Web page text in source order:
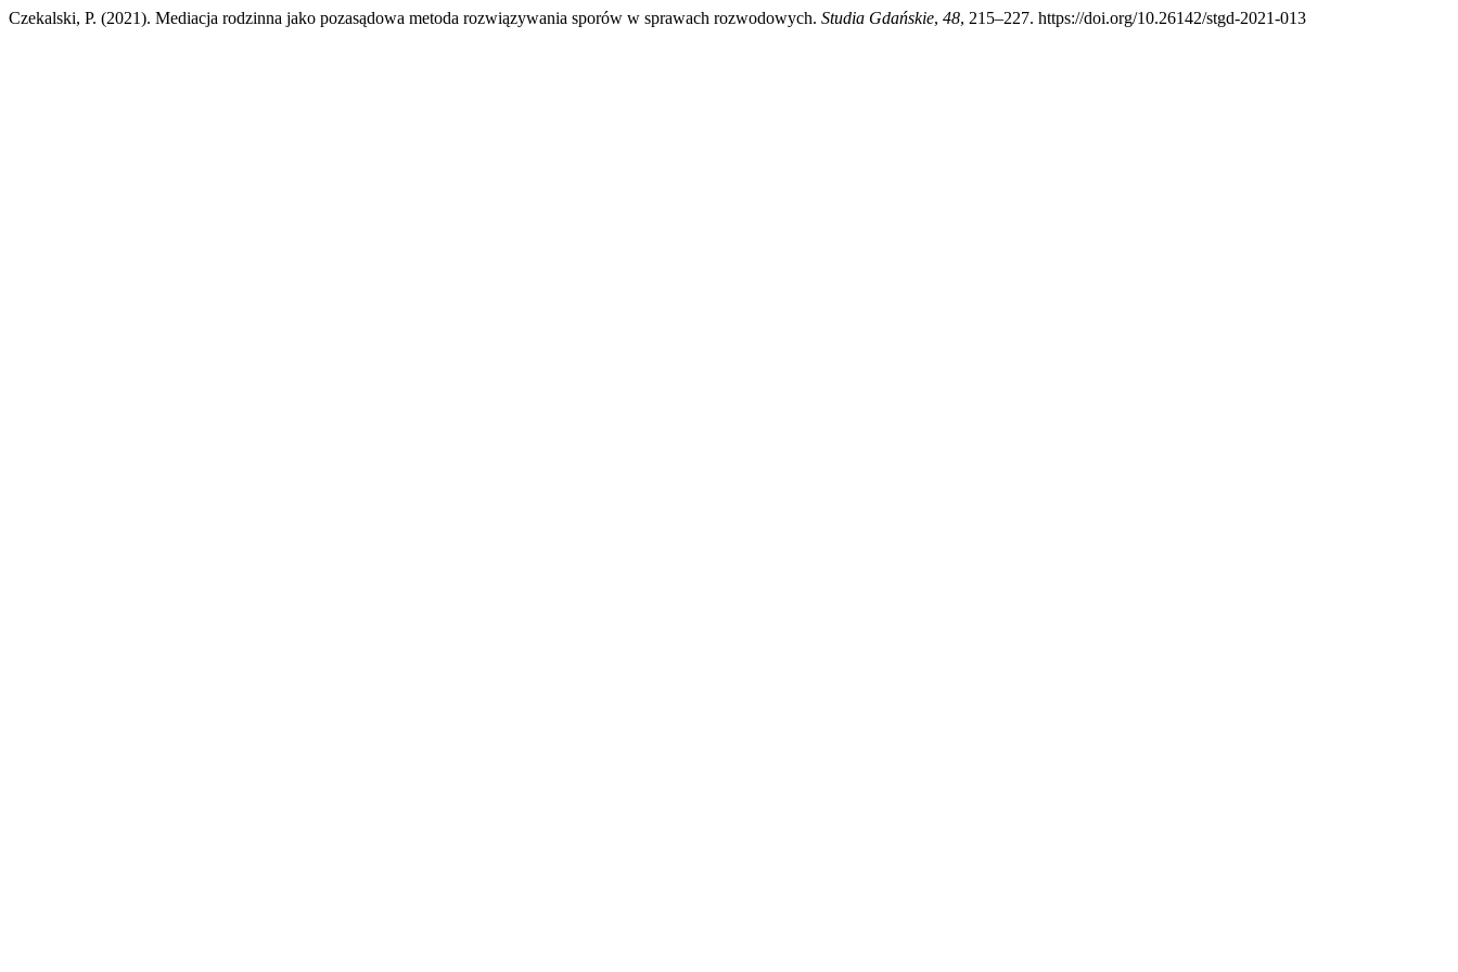
Czekalski, P. (2021). Mediacja rodzinna jako pozasądowa metoda rozwiązywania sporów w sprawach rozwodowych. Studia Gdańskie, 48, 215–227. https://doi.org/10.26142/stgd-2021-013